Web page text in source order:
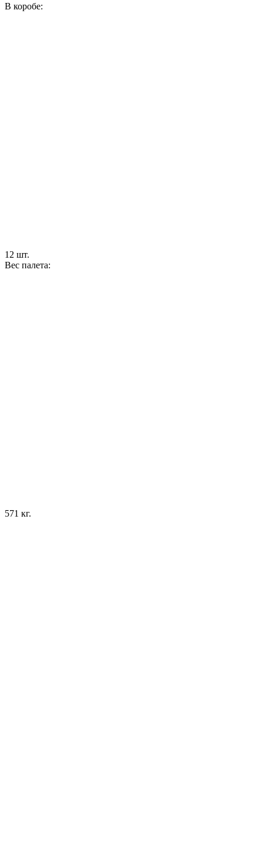
В коробе:
12 шт.
Вес палета:
571 кг.